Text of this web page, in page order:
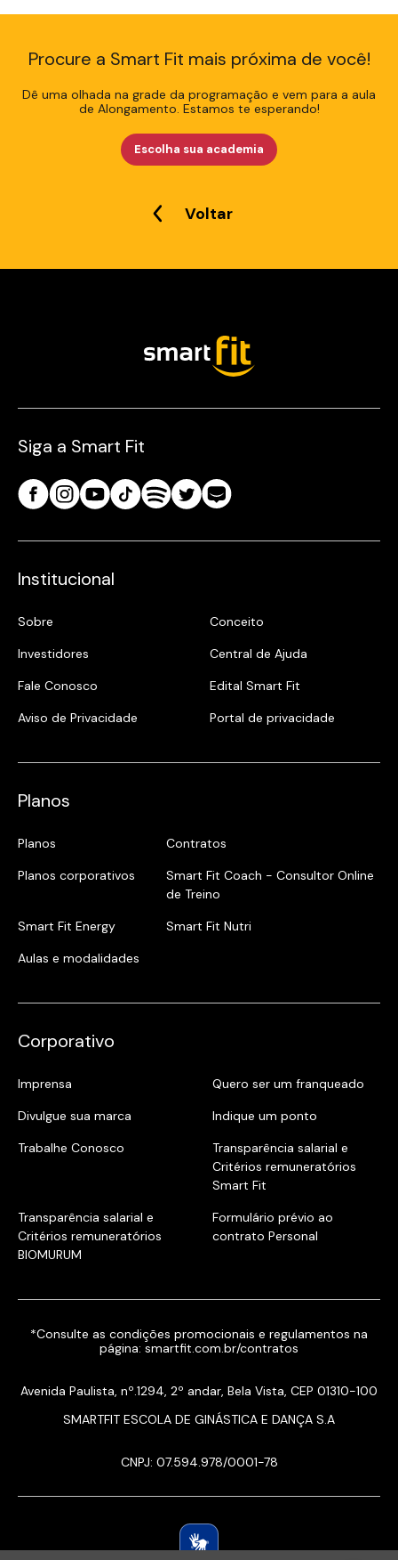
Procure a Smart Fit mais próxima de você!
Dê uma olhada na grade da programação e vem para a aula
de Alongamento. Estamos te esperando!
Escolha sua academia
Voltar
Siga a Smart Fit
Institucional
Sobre
Conceito
Investidores
Central de Ajuda
Fale Conosco
Edital Smart Fit
Aviso de Privacidade
Portal de privacidade
Planos
Planos
Contratos
Planos corporativos
Smart Fit Coach - Consultor Online
de Treino
Smart Fit Energy
Smart Fit Nutri
Aulas e modalidades
Corporativo
Imprensa
Quero ser um franqueado
Divulgue sua marca
Indique um ponto
Trabalhe Conosco
Transparência salarial e
Critérios remuneratórios
Smart Fit
Transparência salarial e
Critérios remuneratórios
BIOMURUM
Formulário prévio ao
contrato Personal
*Consulte as condições promocionais e regulamentos na
página: smartfit.com.br/contratos
Avenida Paulista, nº.1294, 2º andar, Bela Vista, CEP 01310-100
SMARTFIT ESCOLA DE GINÁSTICA E DANÇA S.A
CNPJ: 07.594.978/0001-78